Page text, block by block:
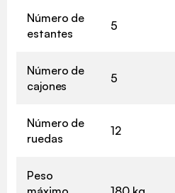
Número de
estantes
5
Número de
cajones
5
Número de
ruedas
12
Peso